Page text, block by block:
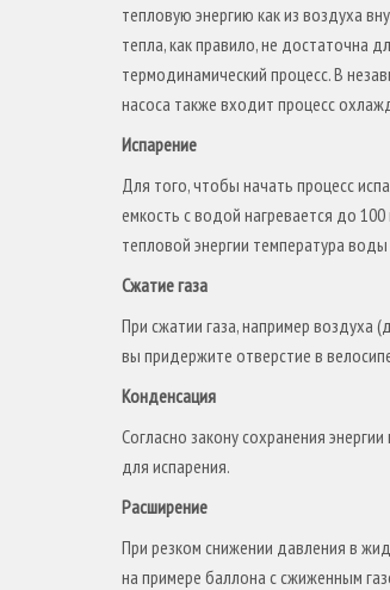
тепловую энергию как из воздуха
тепла, как правило, не достаточна
термодинамический процесс. В
насоса также входит процесс
Испарение
Для того, чтобы начать процесс
емкость с водой нагревается до
тепловой энергии температура
Сжатие газа
При сжатии газа, например воздуха
вы придержите отверстие в
Конденсация
Согласно закону сохранения
для испарения.
Расширение
При резком снижении давления в
на примере баллона с сжиженным